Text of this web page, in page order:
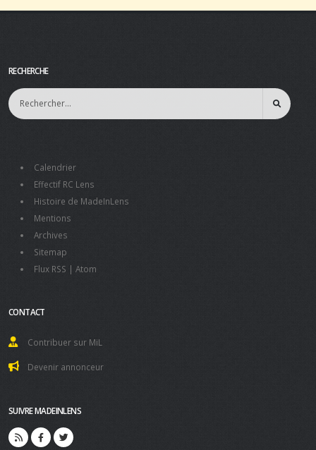
RECHERCHE
Calendrier
Effectif RC Lens
Histoire de MadeInLens
Mentions
Archives
Sitemap
Flux RSS | Atom
CONTACT
Contribuer sur MiL
Devenir annonceur
SUIVRE MADEINLENS